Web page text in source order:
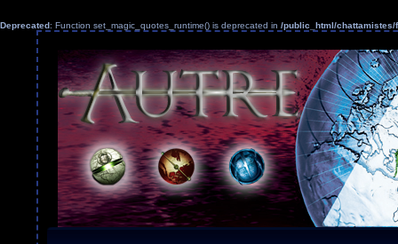
Deprecated: Function set_magic_quotes_runtime() is deprecated in /public_html/chattamistes/